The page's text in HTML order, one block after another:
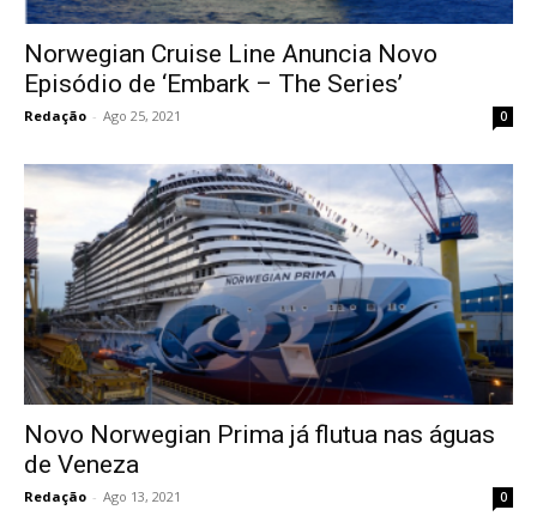
Norwegian Cruise Line Anuncia Novo
Episódio de ‘Embark – The Series’
Redação - Ago 25, 2021 0
Novo Norwegian Prima já flutua nas águas
de Veneza
Redação - Ago 13, 2021 0